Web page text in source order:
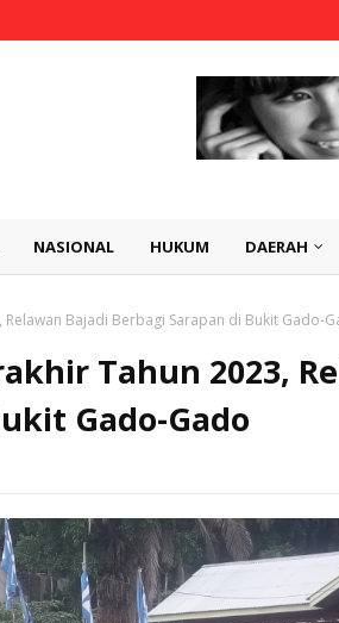
NASIONAL HUKUM DAERAH
Bajadi Berbagi Sarapan di Bukit Gado-
Tahun 2023,
Gado-Gado